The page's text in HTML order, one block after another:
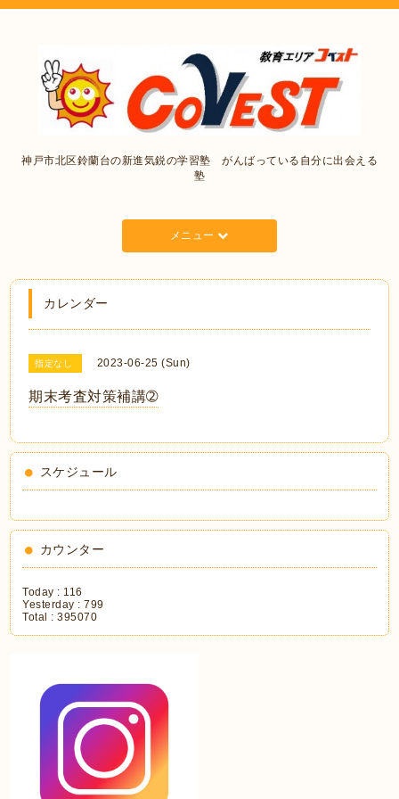
神戸市北区鈴蘭台の新進気鋭の学習塾 がんばっている自分に出会える
塾
メニュー
カレンダー
指定なし 2023-06-25 (Sun)
期末考査対策補講➁
スケジュール
カウンター
Today : 116
Yesterday :799
Total :395070